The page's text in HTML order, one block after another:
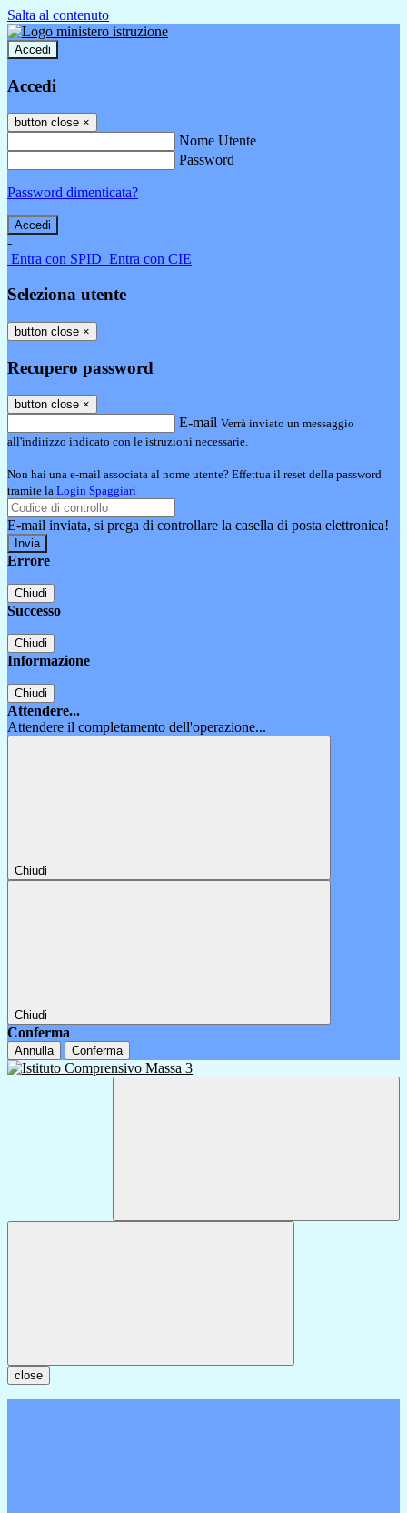
Salta al contenuto
Accedi
Accedi
button close ×
Nome Utente
Password
Password dimenticata?
-
Entra con SPID Entra con CIE
Seleziona utente
button close ×
Recupero password
button close ×
E-mail Verrà inviato un messaggio
all'indirizzo indicato con le istruzioni necessarie.
Non hai una e-mail associata al nome utente? Effettua il reset della password
tramite la Login Spaggiari
E-mail inviata, si prega di controllare la casella di posta elettronica!
Errore
Chiudi
Successo
Chiudi
Informazione
Chiudi
Attendere...
Attendere il completamento dell'operazione...
Chiudi
Chiudi
Conferma
Annulla Conferma
close